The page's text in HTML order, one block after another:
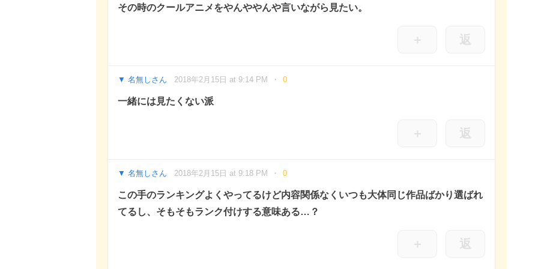
その時のクールアニメをやんややんや言いながら見たい。
＋ 返
名無しさん 2018年2月15日 at 9:14 PM 0
一緒には見たくない派
＋ 返
名無しさん 2018年2月15日 at 9:18 PM 0
この手のランキングよくやってるけど内容関係なくいつも大体同じ作品ばかり選ばれ
てるし、そもそもランク付けする意味ある…？
＋ 返